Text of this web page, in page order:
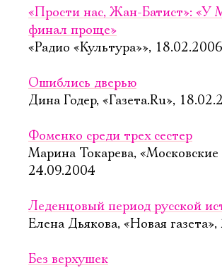
«Прости нас, Жан-Батист»: «У
финал проще»
«Радио «Культура»», 18.02.2006
Ошиблись дверью
Дина Годер, «Газета.Ru»,
Фоменко среди трех сестер
Марина Токарева, «Московские
24.09.2004
Леденцовый период русской
Елена Дьякова, «Новая
Без верхушек